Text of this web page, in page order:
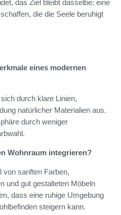
das Ziel bleibt dasselbe: eine
die die Seele beruhigt
eines modernen
durch klare Linien,
natürlicher Materialien aus.
durch weniger
Wohnraum integrieren?
von sanften Farben,
und gut gestalteten Möbeln
dass eine ruhige Umgebung
steigern kann.